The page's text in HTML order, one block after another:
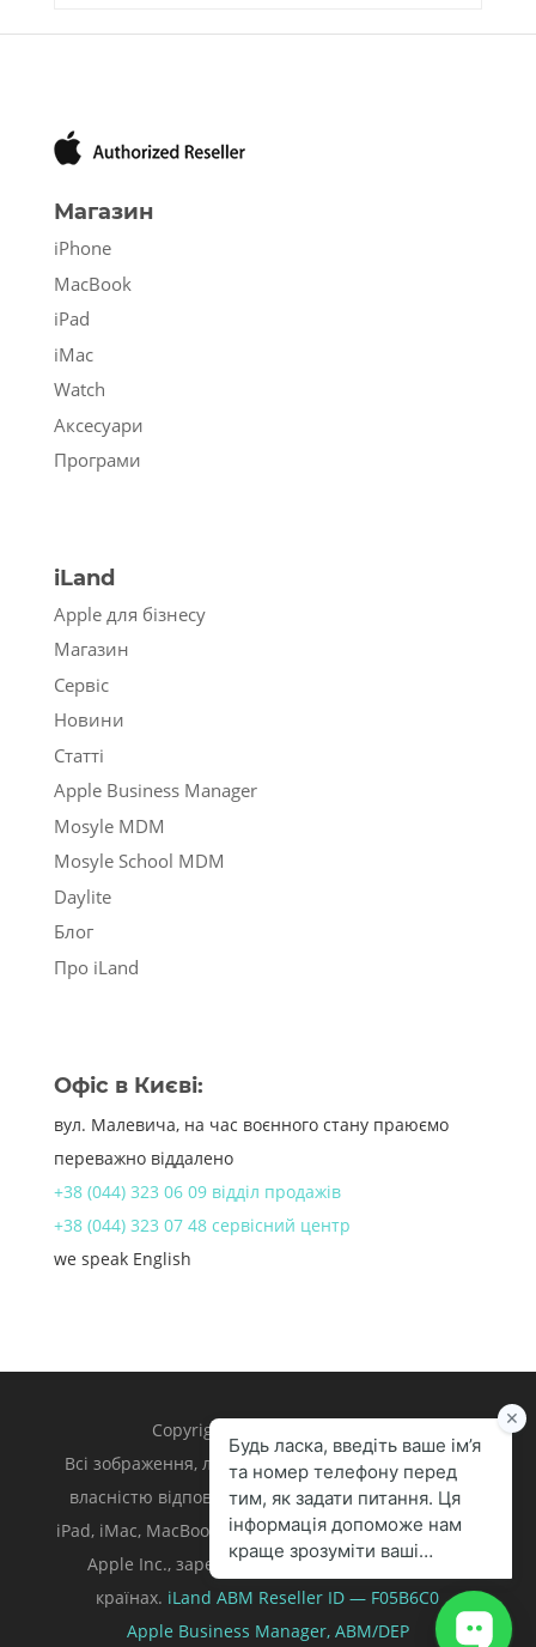
Магазин
iPhone
MacBook
iPad
iMac
Watch
Аксесуари
Програми
iLand
Apple для бізнесу
Магазин
Сервіс
Новини
Статті
Apple Business Manager
Mosyle MDM
Mosyle School MDM
Daylite
Блог
Про iLand
Офіс в Києві:
вул. Малевича, на час воєнного стану праюємо
переважно віддалено
+38 (044) 323 06 09 відділ продажів
+38 (044) 323 07 48 сервісний центр
we speak English
Copyright 1998 – 2024 iLand.
Всі зображення, логотипи та торгівельні марки є
власністю відповідних власників. Apple, iPhone,
iPad, iMac, MacBook, Mac є торгівельними марками
Apple Inc., зареєстрованими у U.S. та інших
країнах. iLand ABM Reseller ID — F05B6C0
Apple Business Manager, ABM/DEP